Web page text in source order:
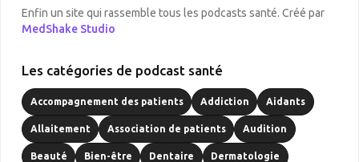
Enfin un site qui rassemble tous les podcasts santé. Créé par
MedShake Studio
Les catégories de podcast santé
Accompagnement des patients Addiction Aidants
Allaitement Association de patients Audition
Beauté Bien-être Dentaire Dermatologie